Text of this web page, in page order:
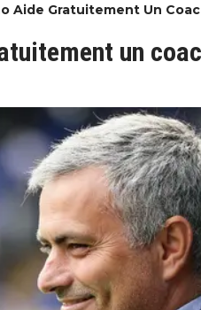
Aide Gratuitement Un
un